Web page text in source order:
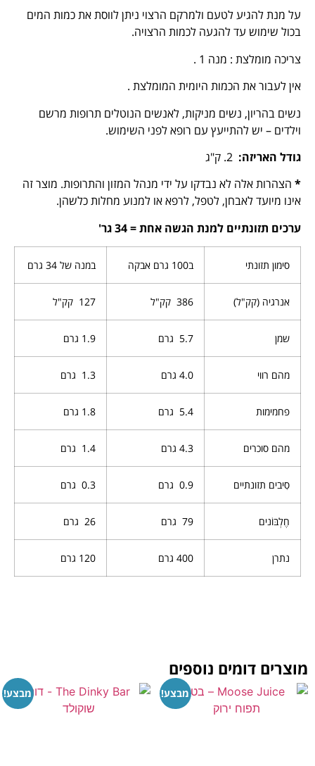
על מנת להגיע לטעם ולמרקם הרצוי ניתן לווסת את כמות המים
בכול שימוש עד להגעה לכמות הרצויה.
צריכה מומלצת : מנה 1 .
אין לעבור את הכמות היומית המומלצת .
נשים בהריון, נשים מניקות, לאנשים הנוטלים תרופות מרשם
וילדים – יש להתייעץ עם רופא לפני השימוש.
גודל האריזה:
* הצהרות אלה לא נבדקו על ידי מנהל המזון והתרופות. מוצר זה
אינו מיועד לאבחן, לטפל, לרפא או למנוע מחלות כלשהן.
ערכים תזונתיים למנת הגשה אחת = 34 גר
'
סימון תזונתי ב100 גרם אבקה במנה של 34 גרם
אנרגיה (קק"ל) 386 קק"ל 127 קק"ל
שמן 5.7 גרם 1.9 גרם
מהם רווי 4.0 גרם 1.3 גרם
פחמימות 5.4 גרם 1.8 גרם
מהם סוכרים 4.3 גרם 1.4 גרם
סִיבים תזונתיים 0.9 גרם 0.3 גרם
חֶלְבּוֹנים 79 גרם 26 גרם
נתרן 400 גרם 120 גרם
מוצרים דומים נוספים
מבצע! מבצע!